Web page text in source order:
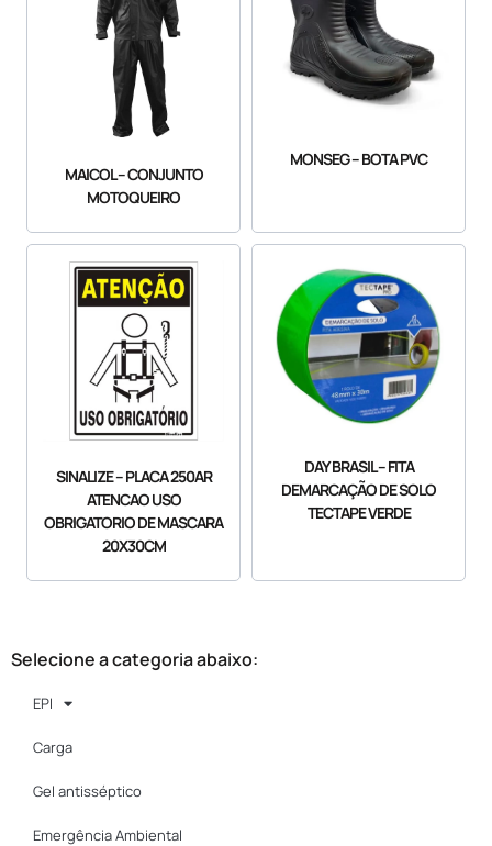
MAICOL – CONJUNTO
MOTOQUEIRO
MONSEG – BOTA PVC
SINALIZE – PLACA 250AR
ATENCAO USO
OBRIGATORIO DE MASCARA
20X30CM
DAY BRASIL – FITA
DEMARCAÇÃO DE SOLO
TECTAPE VERDE
Selecione a categoria abaixo:
EPI
Carga
Gel antisséptico
Emergência Ambiental